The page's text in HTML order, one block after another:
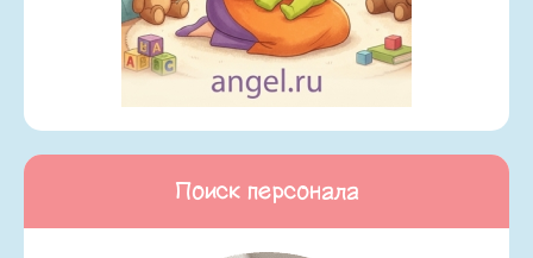
Поиск персонала